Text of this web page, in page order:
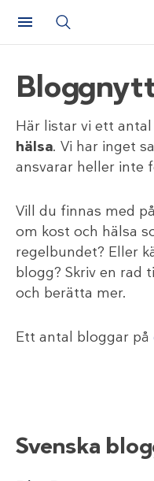
Här listar vi ett
hälsa. Vi har inget
ansvarar heller inte
Vill du finnas med
om kost och hälsa
regelbundet? Eller
blogg? Skriv en rad
och berätta mer.
Ett antal bloggar på
Svenska